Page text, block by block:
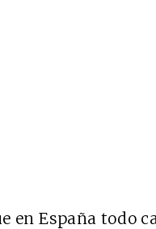
en España todo